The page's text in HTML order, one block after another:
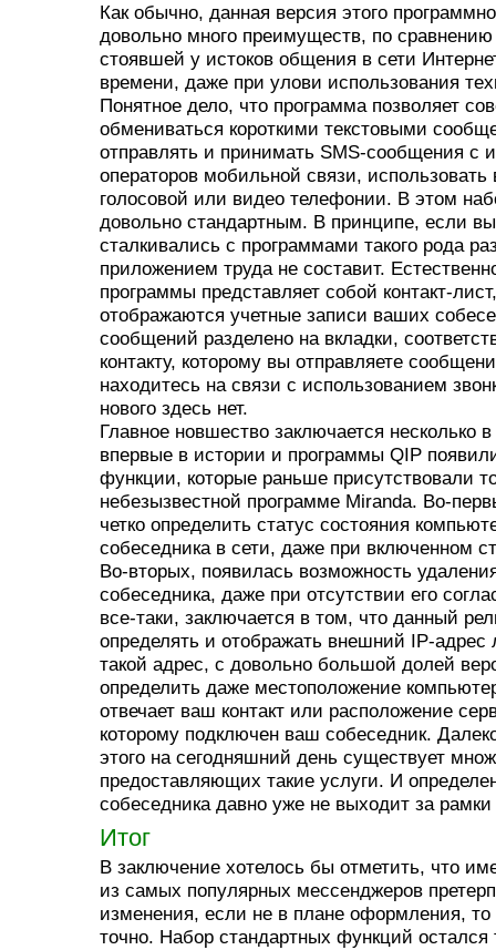
Как обычно, данная версия этого
довольно много преимуществ, по
стоявшей у истоков общения в сети
времени, даже при улови использования
Понятное дело, что программа позволяет
обмениваться короткими текстовыми
отправлять и принимать SMS-сообщения с
операторов мобильной связи, использовать
голосовой или видео телефонии. В этом
довольно стандартным. В принципе, если
сталкивались с программами такого рода
приложением труда не составит.
программы представляет собой контакт-
отображаются учетные записи ваших
сообщений разделено на вкладки,
контакту, которому вы отправляете
находитесь на связи с использованием
нового здесь нет.
Главное новшество заключается несколько
впервые в истории и программы QIP
функции, которые раньше присутствовали
небезызвестной программе Miranda. Во-
четко определить статус состояния
собеседника в сети, даже при включенном
Во-вторых, появилась возможность
собеседника, даже при отсутствии его
все-таки, заключается в том, что данный
определять и отображать внешний IP-адрес
такой адрес, с довольно большой долей
определить даже местоположение
отвечает ваш контакт или расположение
которому подключен ваш собеседник.
этого на сегодняшний день существует
предоставляющих такие услуги. И
собеседника давно уже не выходит за рамки
Итог
В заключение хотелось бы отметить, что
из самых популярных мессенджеров
изменения, если не в плане оформления,
точно. Набор стандартных функций